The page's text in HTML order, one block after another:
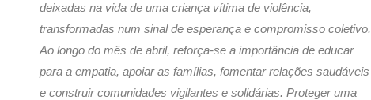
deixadas na vida de uma criança vítima de violência,
transformadas num sinal de esperança e compromisso coletivo.
Ao longo do mês de abril, reforça-se a importância de educar
para a empatia, apoiar as famílias, fomentar relações saudáveis
e construir comunidades vigilantes e solidárias. Proteger uma